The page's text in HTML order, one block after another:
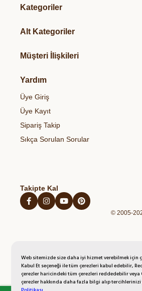
Web sitemizde size daha iyi hizmet verebilmek için
Kabul Et seçeneği ile tüm çerezleri kabul edebilir,
çerezler haricindeki tüm çerezleri reddedebilir veya
çerezler hakkında daha fazla bilgi alıp
Mağazalarımız
Üretim Felsefemiz
Hediye Paketlerimiz
Gıdalardaki Pestisitler ve Sağlık Riskleri
Blog
Kategoriler
Taze Sebze & Meyveler
Süt & Süt Ürünleri
Temel Gıdalar
Sağlıklı Atıştırmalıklar
Kahvaltılıklar
Hazır Unlu Mamulleri
Alt Kategoriler
Organik Sirke
Organik Bakliyatlar
Müşteri İlişkileri
Açık Rıza Metni
Kişisel Verilerin Korunması Politikası
İptal İade Şartları
Mesafeli Satış Sözleşmesi
Yardım
Üye Giriş
Üye Kayıt
Sipariş Takip
Sıkça Sorulan Sorular
Takipte Kal
© 2005-